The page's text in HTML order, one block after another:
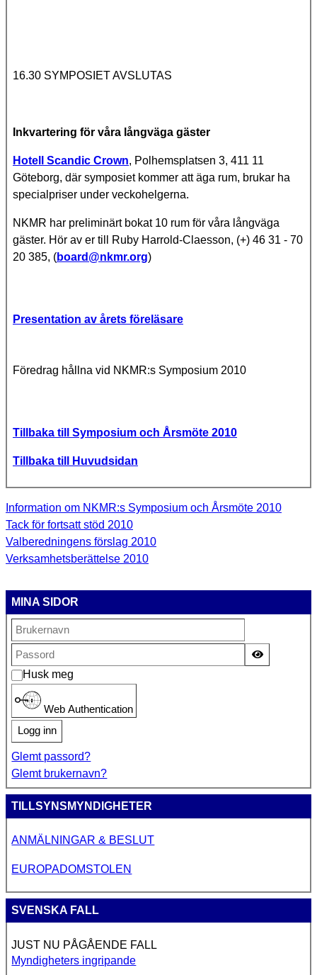
16.30 SYMPOSIET AVSLUTAS
Inkvartering för våra långväga gäster
Hotell Scandic Crown, Polhemsplatsen 3, 411 11
Göteborg, där symposiet kommer att äga rum, brukar ha
specialpriser under veckohelgerna.
NKMR har preliminärt bokat 10 rum för våra långväga
gäster. Hör av er till Ruby Harrold-Claesson, (+) 46 31 - 70
20 385, (board@nkmr.org)
Presentation av årets föreläsare
Föredrag hållna vid NKMR:s Symposium 2010
Tillbaka till Symposium och Årsmöte 2010
Tillbaka till Huvudsidan
Information om NKMR:s Symposium och Årsmöte 2010
Tack för fortsatt stöd 2010
Valberedningens förslag 2010
Verksamhetsberättelse 2010
MINA SIDOR
Husk meg
Web Authentication
Logg inn
Glemt passord?
Glemt brukernavn?
TILLSYNSMYNDIGHETER
ANMÄLNINGAR & BESLUT
EUROPADOMSTOLEN
SVENSKA FALL
JUST NU PÅGÅENDE FALL
Myndigheters ingripande